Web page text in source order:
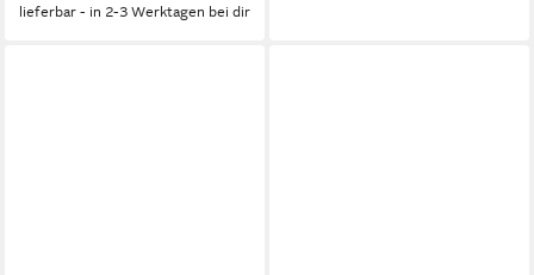
lieferbar - in 2-3 Werktagen bei dir